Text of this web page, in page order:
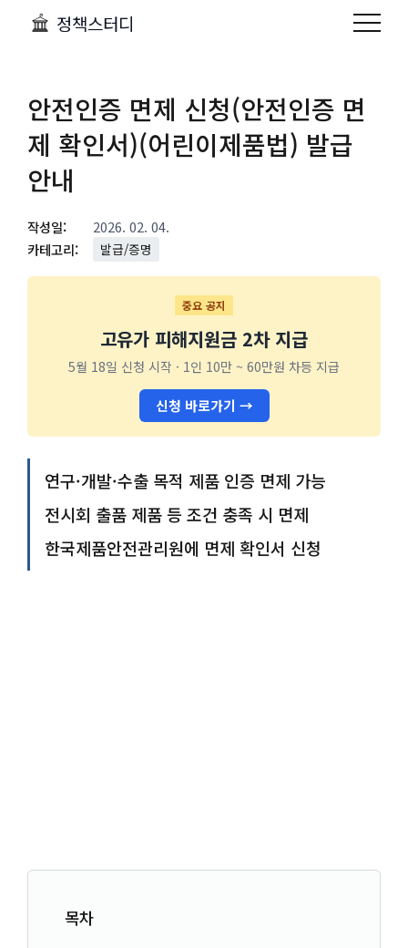
정책스터디
안전인증 면제 신청(안전인증 면
제 확인서)(어린이제품법) 발급
안내
작성일:
2026. 02. 04.
카테고리:
발급/증명
중요 공지
고유가 피해지원금 2차 지급
5월 18일 신청 시작 · 1인 10만 ~ 60만원 차등 지급
신청 바로가기 →
연구·개발·수출 목적 제품 인증 면제 가능
전시회 출품 제품 등 조건 충족 시 면제
한국제품안전관리원에 면제 확인서 신청
목차